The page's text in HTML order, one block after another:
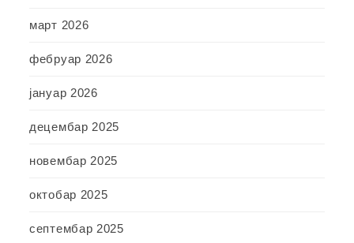
март 2026
фебруар 2026
јануар 2026
децембар 2025
новембар 2025
октобар 2025
септембар 2025